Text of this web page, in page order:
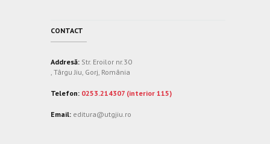
CONTACT
Addresă: Str. Eroilor nr.30
, Târgu Jiu, Gorj, România
Telefon: 0253.214307 (interior 115)
Email: editura@utgjiu.ro